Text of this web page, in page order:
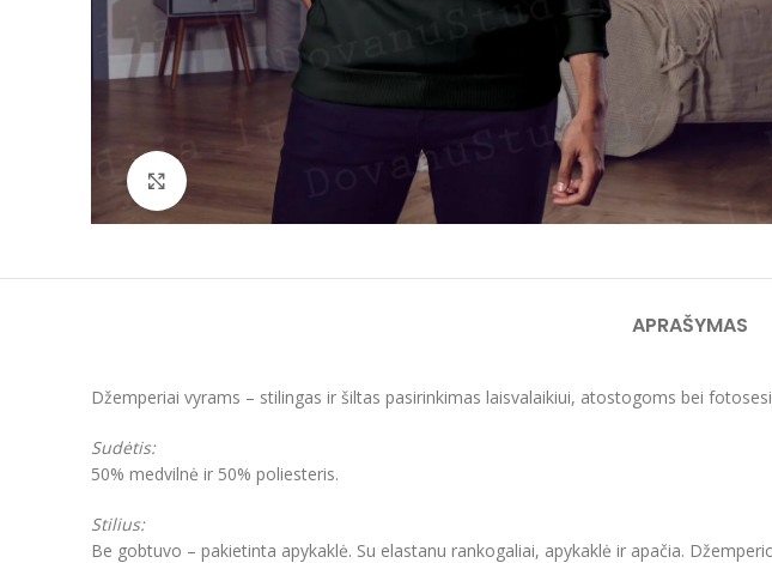
APRAŠYMAS
Džemperiai vyrams – stilingas ir šiltas pasirinkimas laisvalaikiui, atostogoms bei
Sudėtis:
50% medvilnė ir 50% poliesteris.
Stilius:
Be gobtuvo – pakietinta apykaklė. Su elastanu rankogaliai, apykaklė ir apačia.